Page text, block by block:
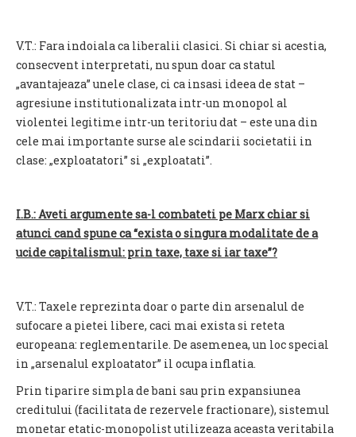
V.T.: Fara indoiala ca liberalii clasici. Si chiar si acestia,
consecvent interpretati, nu spun doar ca statul
„avantajeaza” unele clase, ci ca insasi ideea de stat –
agresiune institutionalizata intr-un monopol al
violentei legitime intr-un teritoriu dat – este una din
cele mai importante surse ale scindarii societatii in
clase: „exploatatori” si „exploatati”.
I.B.: Aveti argumente sa-l combateti pe Marx chiar si
atunci cand spune ca “exista o singura modalitate de a
ucide capitalismul: prin taxe, taxe si iar taxe”?
V.T.: Taxele reprezinta doar o parte din arsenalul de
sufocare a pietei libere, caci mai exista si reteta
europeana: reglementarile. De asemenea, un loc special
in „arsenalul exploatator” il ocupa inflatia.
Prin tiparire simpla de bani sau prin expansiunea
creditului (facilitata de rezervele fractionare), sistemul
monetar etatic-monopolist utilizeaza aceasta veritabila